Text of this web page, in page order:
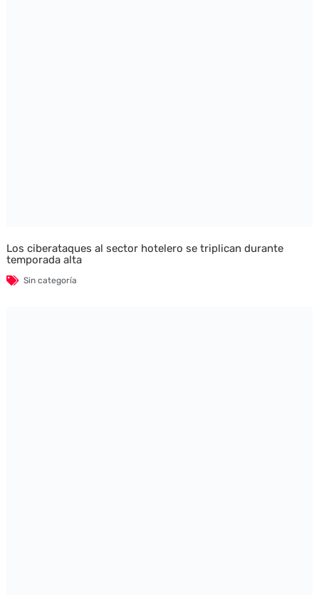
Los ciberataques al sector hotelero se triplican durante
temporada alta
Sin categoría